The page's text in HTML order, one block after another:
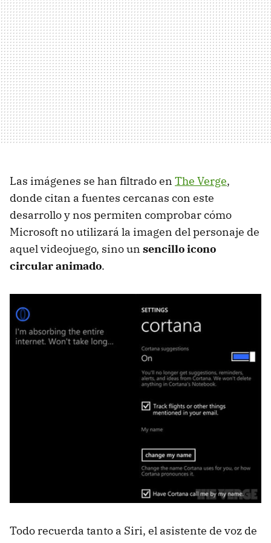
Las imágenes se han filtrado en The Verge,
donde citan a fuentes cercanas con este
desarrollo y nos permiten comprobar cómo
Microsoft no utilizará la imagen del personaje de
aquel videojuego, sino un sencillo icono
circular animado.
Todo recuerda tanto a Siri, el asistente de voz de